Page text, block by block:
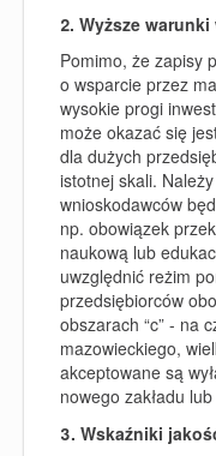
2. Wyższe
Pomimo, że zapisy
o wsparcie przez
wysokie progi
może okazać się
dla dużych
istotnej skali.
wnioskodawców
np. obowiązek
naukową lub
uwzględnić reżim
przedsiębiorców
obszarach “c” - na
mazowieckiego,
akceptowane są
nowego zakładu
3. Wskaźniki